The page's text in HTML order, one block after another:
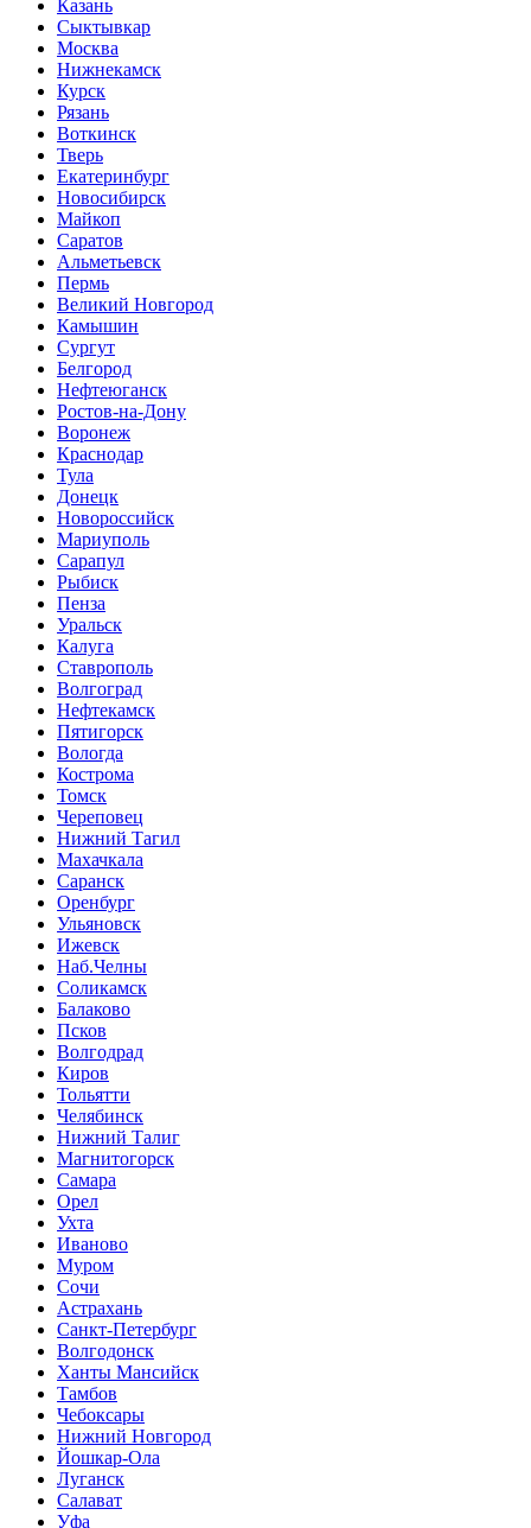
Казань
Сыктывкар
Москва
Нижнекамск
Курск
Рязань
Воткинск
Тверь
Екатеринбург
Новосибирск
Майкоп
Саратов
Альметьевск
Пермь
Великий Новгород
Камышин
Сургут
Белгород
Нефтеюганск
Ростов-на-Дону
Воронеж
Краснодар
Тула
Донецк
Новороссийск
Мариуполь
Сарапул
Рыбиск
Пенза
Уральск
Калуга
Ставрополь
Волгоград
Нефтекамск
Пятигорск
Вологда
Кострома
Томск
Череповец
Нижний Тагил
Махачкала
Саранск
Оренбург
Ульяновск
Ижевск
Наб.Челны
Соликамск
Балаково
Псков
Волгодрад
Киров
Тольятти
Челябинск
Нижний Талиг
Магнитогорск
Самара
Орел
Ухта
Иваново
Муром
Сочи
Астрахань
Санкт-Петербург
Волгодонск
Ханты Мансийск
Тамбов
Чебоксары
Нижний Новгород
Йошкар-Ола
Луганск
Салават
Уфа